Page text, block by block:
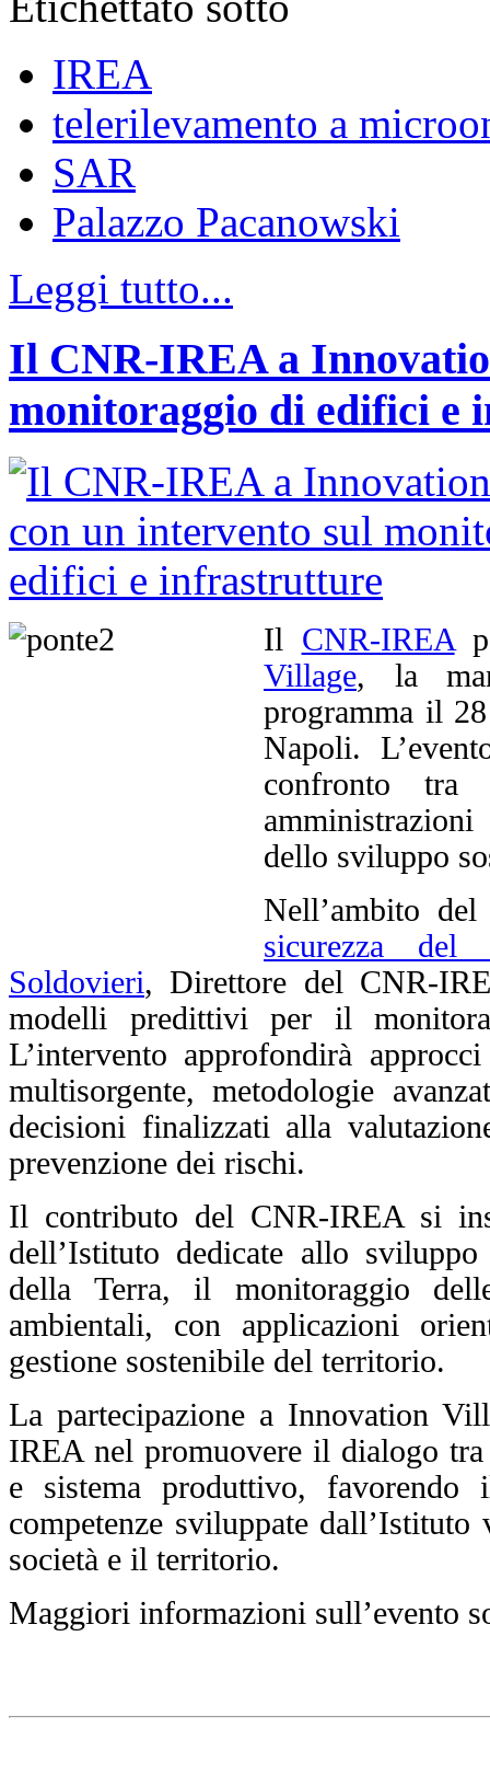
IREA
telerilevamento a
SAR
Palazzo Pacanowski
Leggi tutto...
Il CNR-IREA a
monitoraggio di edifici e
Il CNR-IREA
Village, la
programma il
Napoli.
confronto tra
dello sviluppo
Nell’ambito
sicurezza
Soldovieri, Direttore del CNR-
modelli predittivi per il
L’intervento approfondirà
multisorgente, metodologie
decisioni finalizzati alla
prevenzione dei rischi.
Il contributo del CNR-IREA si
dell’Istituto dedicate allo
della Terra, il monitoraggio
ambientali, con applicazioni
gestione sostenibile del territorio.
La partecipazione a Innovation
IREA nel promuovere il dialogo
e sistema produttivo, favorendo
competenze sviluppate
società e il territorio.
Maggiori informazioni sull’evento